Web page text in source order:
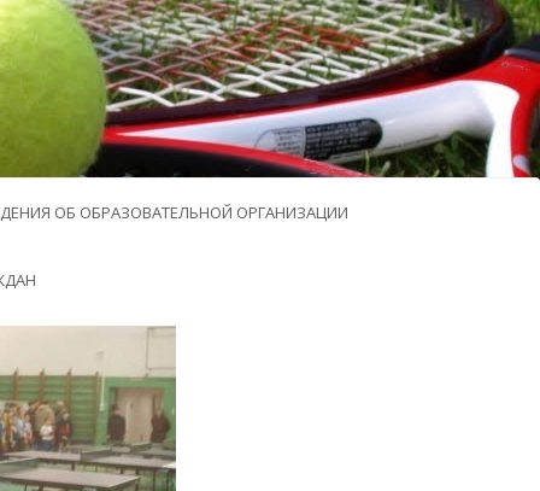
ОБ ОБРАЗОВАТЕЛЬНОЙ ОРГАНИЗАЦИИ